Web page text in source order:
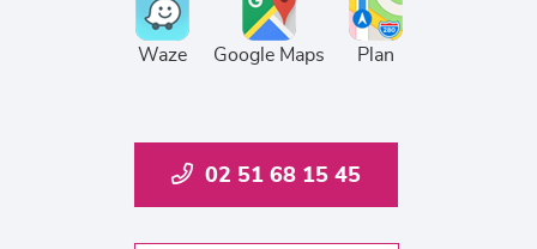
Waze Google Maps Plan
02 51 68 15 45